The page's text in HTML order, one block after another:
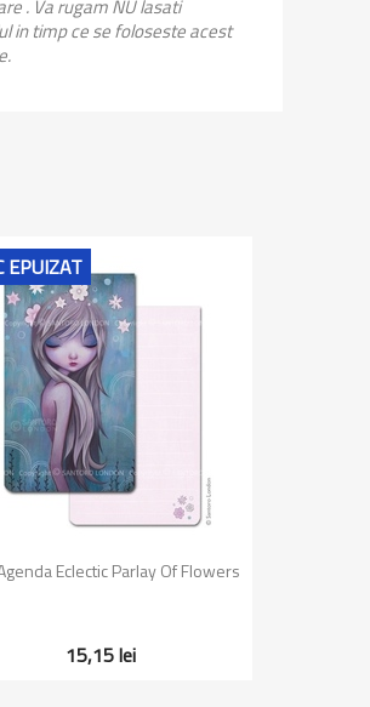
. Va rugam NU lasati
in timp ce se foloseste acest
Vizualizare rapida
Eclectic Parlay Of Flowers
15,15 lei
EPUIZAT